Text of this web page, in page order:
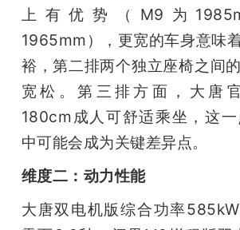
上有优势（M9为
1965mm），更宽的车身意味
裕，第二排两个独立座椅之间
宽松。第三排方面，大唐
180cm成人可舒适乘坐，这
中可能会成为关键差异点。
维度二：动力性能
大唐双电机版综合功率